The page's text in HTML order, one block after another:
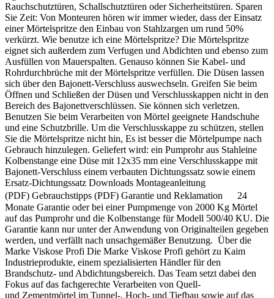
Rauchschutztüren, Schallschutztüren oder Sicherheitstüren. Sparen
Sie Zeit: Von Monteuren hören wir immer wieder, dass der Einsatz
einer Mörtelspritze den Einbau von Stahlzargen um rund 50%
verkürzt. Wie benutze ich eine Mörtelspritze? Die Mörtelspritze
eignet sich außerdem zum Verfugen und Abdichten und ebenso zum
Ausfüllen von Mauerspalten. Genauso können Sie Kabel- und
Rohrdurchbrüche mit der Mörtelspritze verfüllen. Die Düsen lassen
sich über den Bajonett-Verschluss auswechseln. Greifen Sie beim
Öffnen und Schließen der Düsen und Verschlusskappen nicht in den
Bereich des Bajonettverschlüssen. Sie können sich verletzen.
Benutzen Sie beim Verarbeiten von Mörtel geeignete Handschuhe
und eine Schutzbrille. Um die Verschlusskappe zu schützen, stellen
Sie die Mörtelspritze nicht hin, Es ist besser die Mörtelpumpe nach
Gebrauch hinzulegen. Geliefert wird: ein Pumprohr aus Stahleine
Kolbenstange eine Düse mit 12x35 mm eine Verschlusskappe mit
Bajonett-Verschluss einem verbauten Dichtungssatz sowie einem
Ersatz-Dichtungssatz Downloads Montageanleitung
(PDF) Gebrauchstipps (PDF) Garantie und Reklamation 24
Monate Garantie oder bei einer Pumpmenge von 2000 Kg Mörtel
auf das Pumprohr und die Kolbenstange für Modell 500/40 KU. Die
Garantie kann nur unter der Anwendung von Originalteilen gegeben
werden, und verfällt nach unsachgemäßer Benutzung. Über die
Marke Viskose Profi Die Marke Viskose Profi gehört zu Kaim
Industrieprodukte, einem spezialisierten Händler für den
Brandschutz- und Abdichtungsbereich. Das Team setzt dabei den
Fokus auf das fachgerechte Verarbeiten von Quell-
und Zementmörtel im Tunnel-, Hoch- und Tiefbau sowie auf das